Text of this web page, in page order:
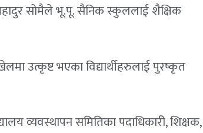
बहादुर सोमैले भू.पू. सैनिक स्कुललाई शैक्षिक
उत्कृष्ट भएका विद्यार्थीहरुलाई पुरष्कृत
व्यवस्थापन समितिका पदाधिकारी, शिक्षक,